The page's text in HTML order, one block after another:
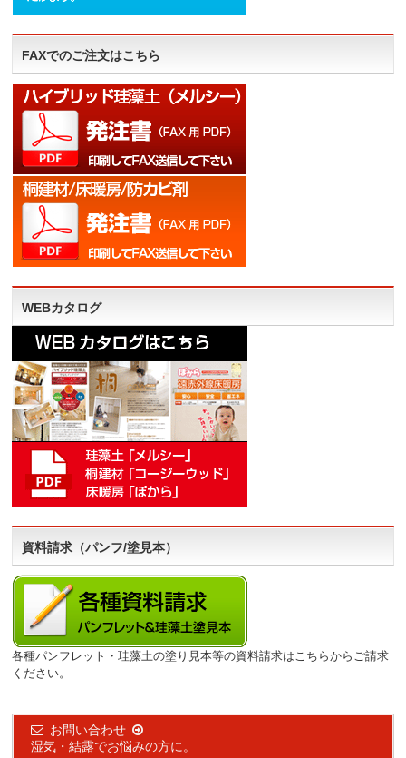
FAXでのご注文はこちら
WEBカタログ
資料請求（パンフ/塗見本）
各種パンフレット・珪藻土の塗り見本等の資料請求はこちらからご請求
ください。
お問い合わせ
湿気・結露でお悩みの方に。